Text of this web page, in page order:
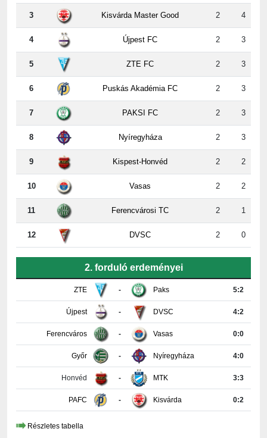
4 Újpest FC 2 3
5 ZTE FC 2 3
6 Puskás Akadémia FC 2 3
7 PAKSI FC 2 3
8 Nyíregyháza 2 3
9 Kispest-Honvéd 2 2
10 Vasas 2 2
11 Ferencvárosi TC 2 1
12 DVSC 2 0
ZTE - Paks
Újpest DVSC 4:2
Ferencváros Vasas 0:0
Győr Nyíregyháza 4:0
Honvéd MTK 3:3
PAFC Kisvárda 0:2
Részletes tabella